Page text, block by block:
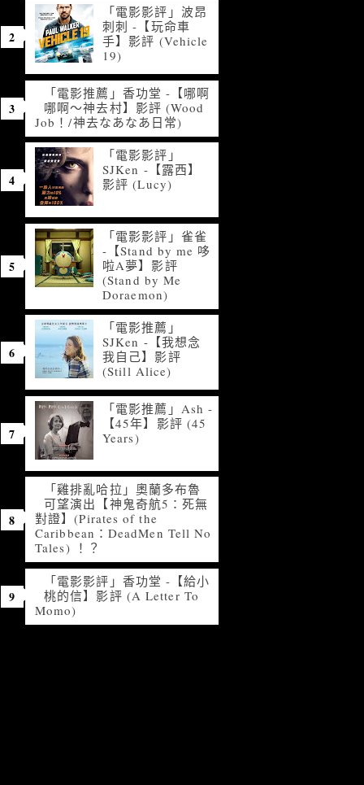
「電影影評」波昂
刺刺 -【玩命車
手】影評 (Vehicle
19)
「電影推薦」香功堂 -【哪啊
哪啊～神去村】影評 (Wood
Job！/神去なあなあ日常)
「電影影評」
SJKen -【露西】
影評 (Lucy)
「電影影評」雀雀
-【Stand by me 哆
啦A夢】影評
(Stand by Me
Doraemon)
「電影推薦」
SJKen -【我想念
我自己】影評
(Still Alice)
「電影推薦」Ash -
【45年】影評 (45
Years)
「雞排亂哈拉」奧蘭多布魯
可望演出【神鬼奇航5：死無
對證】(Pirates of the
Caribbean：DeadMen Tell No
Tales) ！？
「電影影評」香功堂 -【給小
桃的信】影評 (A Letter To
Momo)